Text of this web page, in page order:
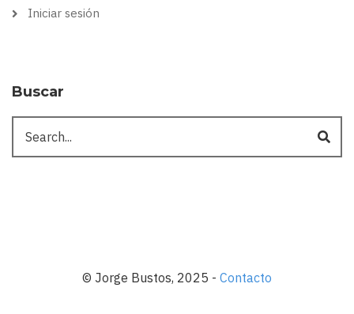
Iniciar sesión
Buscar
© Jorge Bustos, 2025 - Contacto